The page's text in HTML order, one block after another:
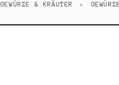
GEWÜRZE & KRÄUTER ›